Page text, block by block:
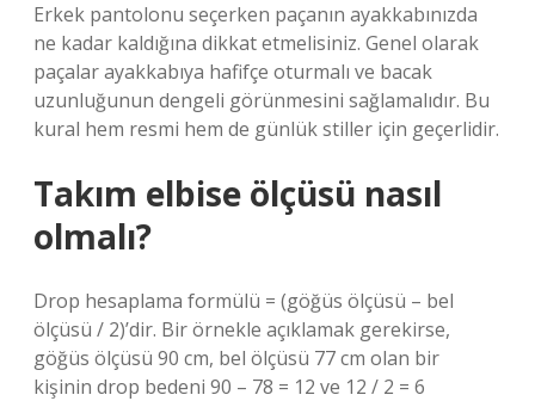
Erkek pantolonu seçerken paçanın ayakkabınızda
ne kadar kaldığına dikkat etmelisiniz. Genel olarak
paçalar ayakkabıya hafifçe oturmalı ve bacak
uzunluğunun dengeli görünmesini sağlamalıdır. Bu
kural hem resmi hem de günlük stiller için geçerlidir.
Takım elbise ölçüsü nasıl
olmalı?
Drop hesaplama formülü = (göğüs ölçüsü – ​​bel
ölçüsü / 2)’dir. Bir örnekle açıklamak gerekirse,
göğüs ölçüsü 90 cm, bel ölçüsü 77 cm olan bir
kişinin drop bedeni 90 – 78 = 12 ve 12 / 2 = 6